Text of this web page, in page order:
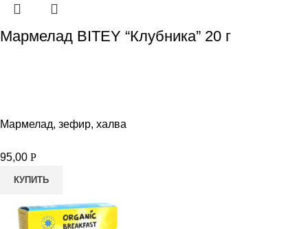
Мармелад BITEY “Клубника” 20 г
Мармелад, зефир, халва
95,00 Р
КУПИТЬ